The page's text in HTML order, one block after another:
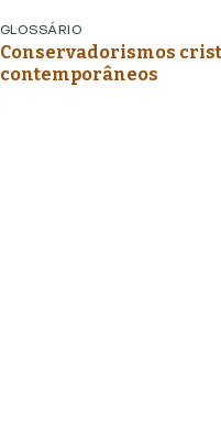
GLOSSÁRIO
Conservadorismos
contemporâneos